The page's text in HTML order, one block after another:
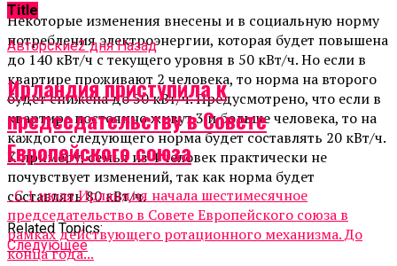
Некоторые изменения внесены и в социальную норму
потребления электроэнергии, которая будет повышена
до 140 кВт/ч с текущего уровня в 50 кВт/ч. Но если в
квартире проживают 2 человека, то норма на второго
будет снижена до 50 кВт/ч. Предусмотрено, что если в
квартире постоянно живут 3 и больше человека, то на
каждого следующего норма будет составлять 20 кВт/ч.
К примеру, семья из 4 человек практически не
почувствует изменений, так как норма будет
составлять 80 кВт/ч.
Related Topics:
Cледующее
Title
Авторские2 дня Назад
Ирландия приступила к
председательству в Совете
Европейского союза
С 1 июля Ирландия начала шестимесячное
председательство в Совете Европейского союза в
рамках действующего ротационного механизма. До
конца года...